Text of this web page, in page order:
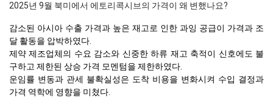
2025년 9월 북미에서 에토리콕시브의 가격이 왜 변했나요?
감소된 아시아 수출 가격과 높은 재고로 인한 과잉 공급이 가격과 조
달 활동을 압박하였다.
제약 제조업체의 수요 감소와 신중한 하류 재고 축적이 신호에도 불
구하고 제한된 상승 가격 모멘텀을 제한하였다.
운임률 변동과 관세 불확실성은 도착 비용을 변화시켜 수입 결정과
가격 역학에 영향을 미쳤다.